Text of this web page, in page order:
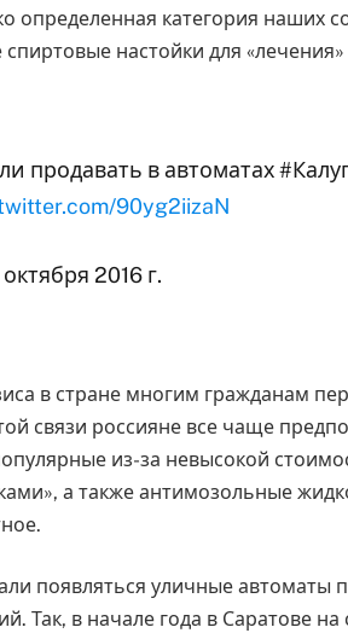
определенная категория наших
настойки для
продавать в автоматах
90yg2iizaN
2016 г.
в стране многим гражданам
связи россияне все чаще
из-за невысокой
а также антимозольные
появляться уличные автоматы
Так, в начале года в Саратове на